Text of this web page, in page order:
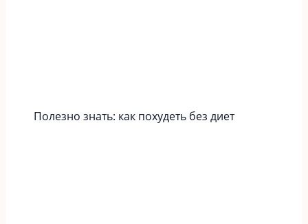
Полезно знать: как похудеть без диет